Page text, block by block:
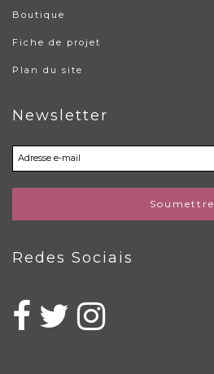
Boutique
Fiche de projet
Plan du site
Newsletter
Soumettre
Redes Sociais